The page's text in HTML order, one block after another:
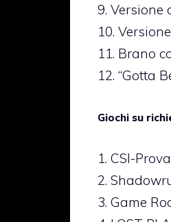
9. Versione
10.
11. Brano
12. “Gotta
Giochi su
1. CSI-
2.
3. Game